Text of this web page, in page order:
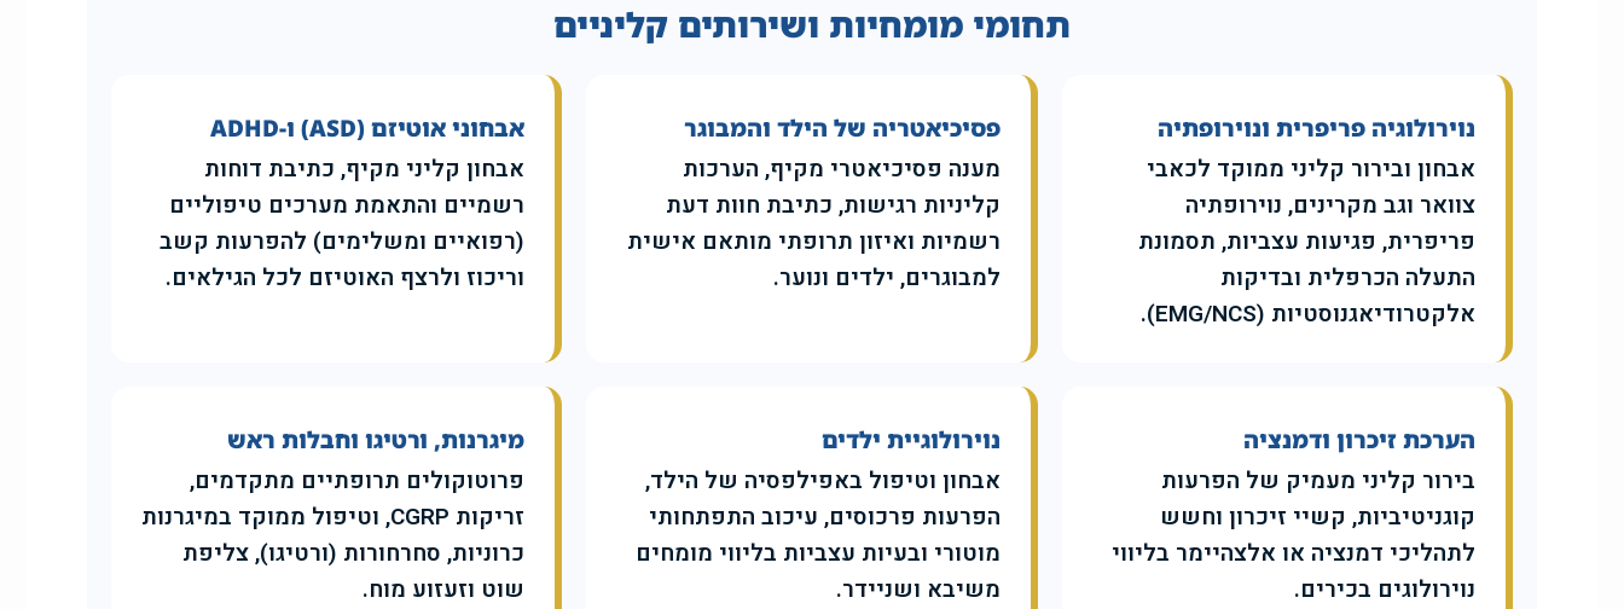
תחומי מומחיות ושירותים קליניים
נוירולוגיה פריפרית ונוירופתיה
אבחון ובירור קליני ממוקד לכאבי
צוואר וגב מקרינים, נוירופתיה
פריפרית, פגיעות עצביות, תסמונת
התעלה הכרפלית ובדיקות
אלקטרודיאגנוסטיות (EMG/NCS).
פסיכיאטריה של הילד והמבוגר
מענה פסיכיאטרי מקיף, הערכות
קליניות רגישות, כתיבת חוות דעת
רשמיות ואיזון תרופתי מותאם אישית
למבוגרים, ילדים ונוער.
אבחוני אוטיזם (ASD) ו-ADHD
אבחון קליני מקיף, כתיבת דוחות
רשמיים והתאמת מערכים טיפוליים
(רפואיים ומשלימים) להפרעות קשב
וריכוז ולרצף האוטיזם לכל הגילאים.
הערכת זיכרון ודמנציה
בירור קליני מעמיק של הפרעות
קוגניטיביות, קשיי זיכרון וחשש
לתהליכי דמנציה או אלצהיימר בליווי
נוירולוגים בכירים.
נוירולוגיית ילדים
אבחון וטיפול באפילפסיה של הילד,
הפרעות פרכוסים, עיכוב התפתחותי
מוטורי ובעיות עצביות בליווי מומחים
משיבא ושניידר.
מיגרנות, ורטיגו וחבלות ראש
פרוטוקולים תרופתיים מתקדמים,
זריקות CGRP, וטיפול ממוקד במיגרנות
כרוניות, סחרחורות (ורטיגו), צליפת
שוט וזעזוע מוח.